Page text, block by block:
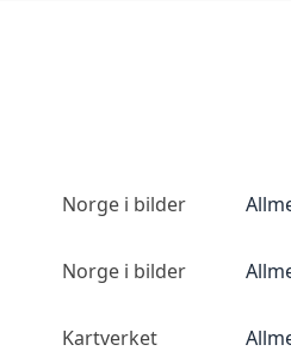
Norge i bilder
Norge i bilder
Kartverket